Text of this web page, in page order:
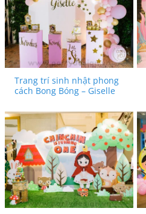
Trang trí sinh nhật phong
cách Bong Bóng – Giselle